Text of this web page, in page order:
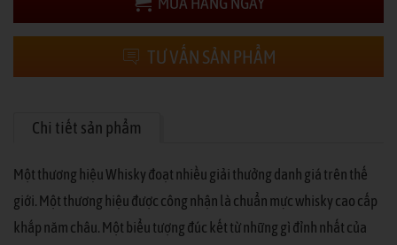
TƯ VẤN SẢN PHẨM
Chi tiết sản phẩm
Một thương hiệu Whisky đoạt nhiều giải thưởng danh giá trên thế
giới. Một thương hiệu được công nhận là chuẩn mực whisky cao cấp
khắp năm châu. Một biểu tượng đúc kết từ những gì đỉnh nhất của